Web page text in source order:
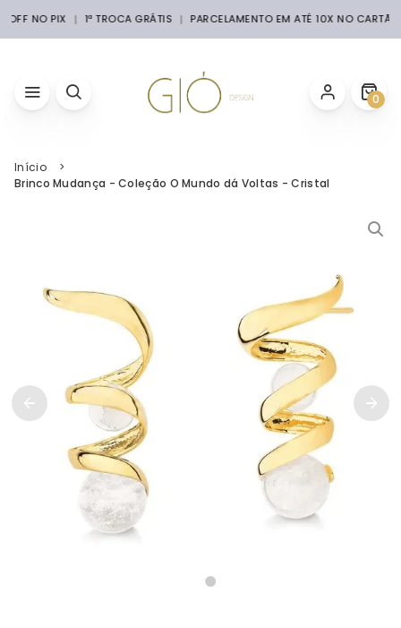
OFF NO PIX 1ª TROCA GRÁTIS PARCELAMENTO EM ATÉ 10X NO CARTÃO
0
Início
Brinco Mudança - Coleção O Mundo dá Voltas - Cristal